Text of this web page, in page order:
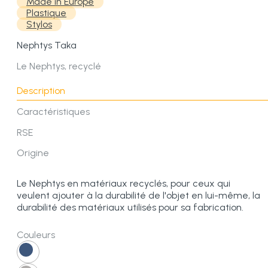
Plastique
Stylos
Nephtys Taka
Le Nephtys, recyclé
Description
Caractéristiques
RSE
Origine
Le Nephtys en matériaux recyclés, pour ceux qui
veulent ajouter à la durabilité de l'objet en lui-même, la
durabilité des matériaux utilisés pour sa fabrication.
Couleurs